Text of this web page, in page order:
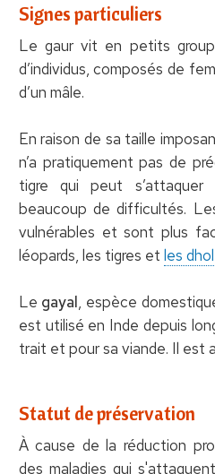
Signes particuliers
Le gaur vit en petits
d’individus, composés de
d’un mâle.
En raison de sa taille
n’a pratiquement pas de
tigre qui peut
beaucoup de difficultés.
vulnérables et sont plus
léopards, les tigres et les
Le gayal, espèce
est utilisé en Inde depuis
trait et pour sa viande. Il est
Statut de préservation
À cause de la réduction
des maladies qui